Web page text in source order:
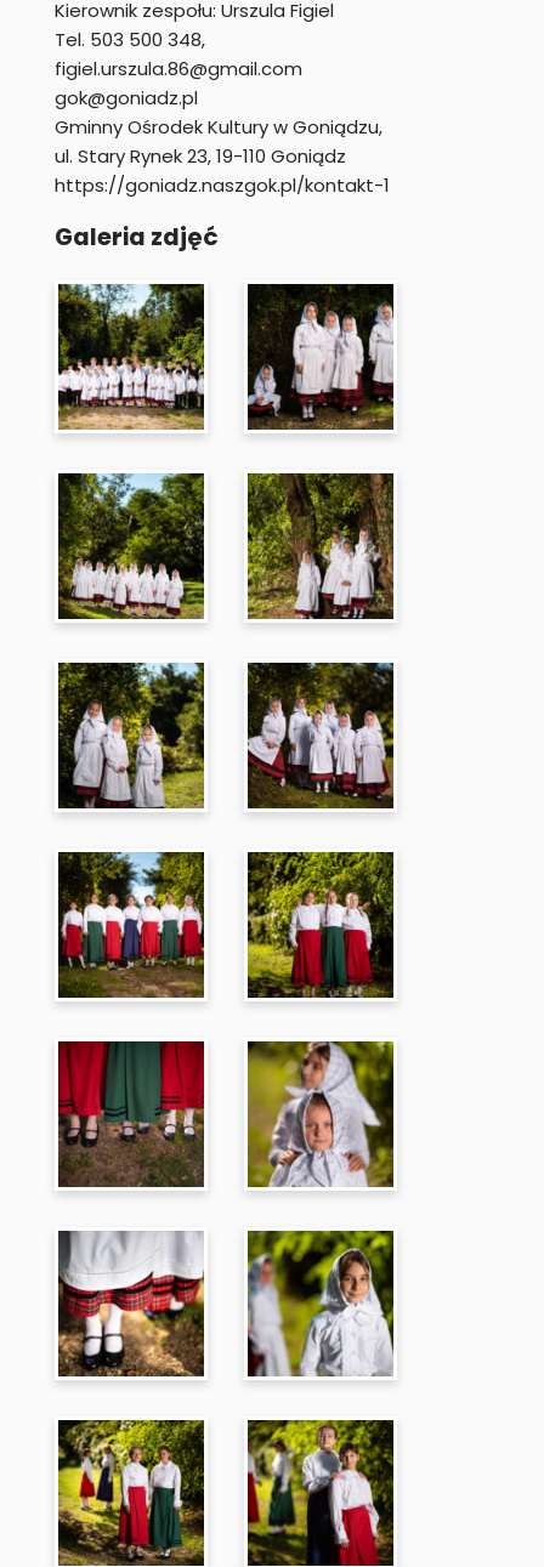
Kierownik zespołu: Urszula Figiel
Tel. 503 500 348,
figiel.urszula.86@gmail.com
gok@goniadz.pl
Gminny Ośrodek Kultury w Goniądzu,
ul. Stary Rynek 23, 19-110 Goniądz
https://goniadz.naszgok.pl/kontakt-1
Galeria zdjęć